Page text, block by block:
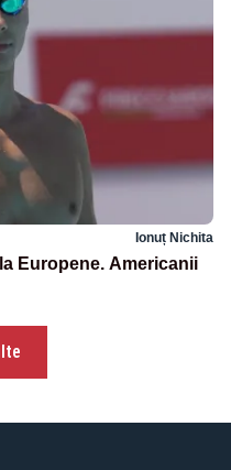
Ionuț Nichita
Europene. Americanii